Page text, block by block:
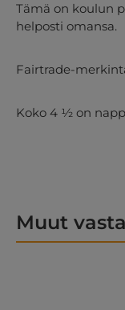
Tämä on koulun
helposti omansa.
Fairtrade-
Koko 4 ½ on
Muut